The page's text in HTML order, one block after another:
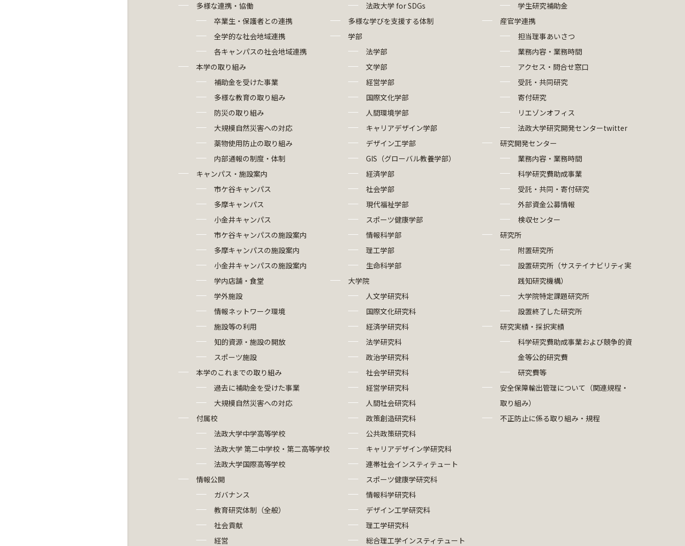
多様な連携・協働
卒業生・保護者との連携
全学的な社会地域連携
各キャンパスの社会地域連携
本学の取り組み
補助金を受けた事業
多様な教育の取り組み
防災の取り組み
大規模自然災害への対応
薬物使用防止の取り組み
内部通報の制度・体制
キャンパス・施設案内
市ケ谷キャンパス
多摩キャンパス
小金井キャンパス
市ケ谷キャンパスの施設案内
多摩キャンパスの施設案内
小金井キャンパスの施設案内
学内店舗・食堂
学外施設
情報ネットワーク環境
施設等の利用
知的資源・施設の開放
スポーツ施設
本学のこれまでの取り組み
過去に補助金を受けた事業
大規模自然災害への対応
付属校
法政大学中学高等学校
法政大学 第二中学校・第二高等学校
法政大学国際高等学校
情報公開
ガバナンス
教育研究体制（全般）
社会貢献
経営
法政大学 for SDGs
多様な学びを支援する体制
学部
法学部
文学部
経営学部
国際文化学部
人間環境学部
キャリアデザイン学部
デザイン工学部
GIS（グローバル教養学部）
経済学部
社会学部
現代福祉学部
スポーツ健康学部
情報科学部
理工学部
生命科学部
大学院
人文学研究科
国際文化研究科
経済学研究科
法学研究科
政治学研究科
社会学研究科
経営学研究科
人間社会研究科
政策創造研究科
公共政策研究科
キャリアデザイン学研究科
連帯社会インスティテュート
スポーツ健康学研究科
情報科学研究科
デザイン工学研究科
理工学研究科
総合理工学インスティテュート
学生研究補助金
産官学連携
担当理事あいさつ
業務内容・業務時間
アクセス・問合せ窓口
受託・共同研究
寄付研究
リエゾンオフィス
法政大学研究開発センターtwitter
研究開発センター
業務内容・業務時間
科学研究費助成事業
受託・共同・寄付研究
外部資金公募情報
検収センター
研究所
附置研究所
設置研究所（サステイナビリティ実
践知研究機構）
大学院特定課題研究所
設置終了した研究所
研究実績・採択実績
科学研究費助成事業および競争的資
金等公的研究費
研究費等
安全保障輸出管理について（関連規程・
取り組み）
不正防止に係る取り組み・規程